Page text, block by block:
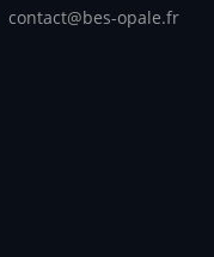
contact@bes-opale.fr